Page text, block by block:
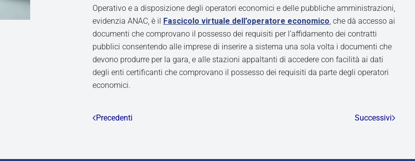
Operativo e a disposizione degli operatori economici e delle pubbliche amministrazioni,
evidenzia ANAC, è il Fascicolo virtuale dell’operatore economico, che dà accesso ai
documenti che comprovano il possesso dei requisiti per l’affidamento dei contratti
pubblici consentendo alle imprese di inserire a sistema una sola volta i documenti che
devono produrre per la gara, e alle stazioni appaltanti di accedere con facilità ai dati
degli enti certificanti che comprovano il possesso dei requisiti da parte degli operatori
economici.
Precedenti Successivi